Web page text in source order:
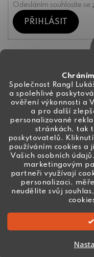
Společnost Rangl
a spolehlivé
ověření výkonnosti a
a pro další
personalizované
stránkách, tak
poskytovatelů.
používáním cookies a
Vašich osobních
marketingovým
partneři využívají
personalizaci,
neudělíte svůj
Odesláním souhlasíte se
PŘIHLÁSIT
info@ceske-
+420 774 444